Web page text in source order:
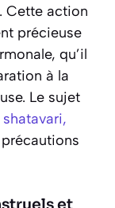
Cette action
précieuse
qu’il
à la
Le sujet
shatavari,